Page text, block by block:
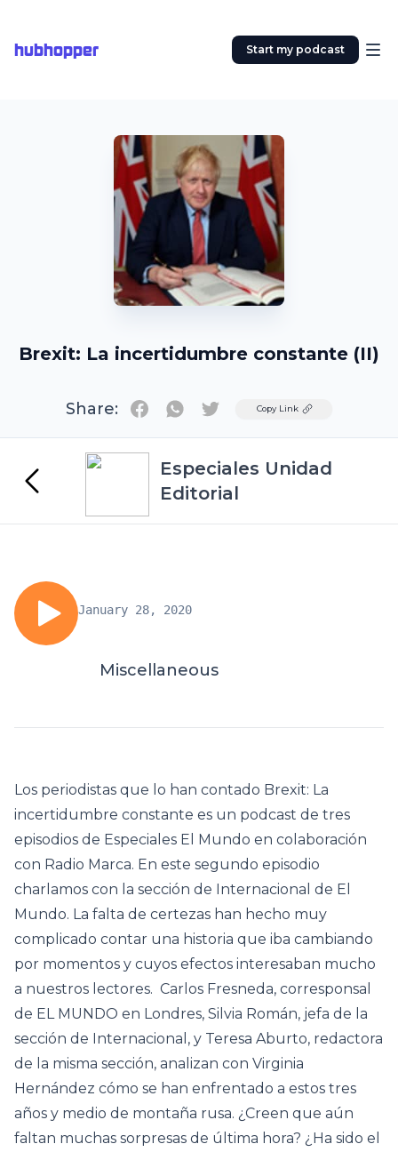
hubhopper Start my podcast
Brexit: La incertidumbre constante (II)
Share: TwitterCopy Link
Especiales Unidad
Editorial
January 28, 2020
Miscellaneous
Los periodistas que lo han contado Brexit: La
incertidumbre constante es un podcast de tres
episodios de Especiales El Mundo en colaboración
con Radio Marca. En este segundo episodio
charlamos con la sección de Internacional de El
Mundo. La falta de certezas han hecho muy
complicado contar una historia que iba cambiando
por momentos y cuyos efectos interesaban mucho
a nuestros lectores. Carlos Fresneda, corresponsal
de EL MUNDO en Londres, Silvia Román, jefa de la
sección de Internacional, y Teresa Aburto, redactora
de la misma sección, analizan con Virginia
Hernández cómo se han enfrentado a estos tres
años y medio de montaña rusa. ¿Creen que aún
faltan muchas sorpresas de última hora? ¿Ha sido el